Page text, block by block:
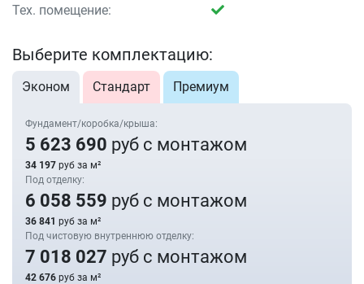
Тех. помещение:
Выберите комплектацию:
Эконом Стандарт Премиум
Фундамент/коробка/крыша:
5 623 690 руб с монтажом
34 197 руб за м²
Под отделку:
6 058 559 руб с монтажом
36 841 руб за м²
Под чистовую внутреннюю отделку:
7 018 027 руб с монтажом
42 676 руб за м²